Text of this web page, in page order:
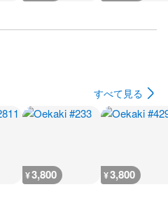
すべて見る
¥3,800 ¥3,800